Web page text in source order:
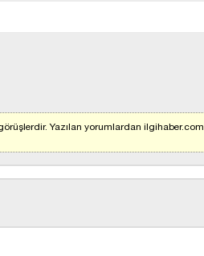
Yazılan yorumlardan ilgihaber.com